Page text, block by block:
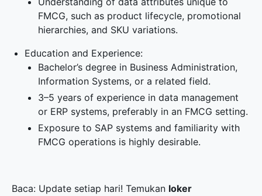
FMCG, such as product lifecycle, promotional
hierarchies, and SKU variations.
Education and Experience:
Bachelor’s degree in Business Administration,
Information Systems, or a related field.
3–5 years of experience in data management
or ERP systems, preferably in an FMCG setting.
Exposure to SAP systems and familiarity with
FMCG operations is highly desirable.
Baca: Update setiap hari! Temukan loker